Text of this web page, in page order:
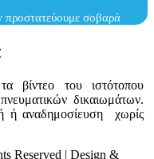
προστατεύουμε σοβαρά
βίντεο του ιστότοπου
δικαιωμάτων.
ή αναδημοσίευση χωρίς
Reserved | Design &